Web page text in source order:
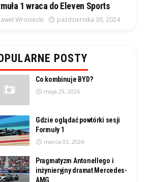
1 wraca do Eleven Sports
Wroniecki października 30, 2024
POSTY
Co kombinuje BYD?
maja 29, 2026
Gdzie oglądać powtórki sesji
Formuły 1
marca 03, 2024
Pragmatyzm Antonellego i
inżynieryjny dramat Mercedes-
AMG